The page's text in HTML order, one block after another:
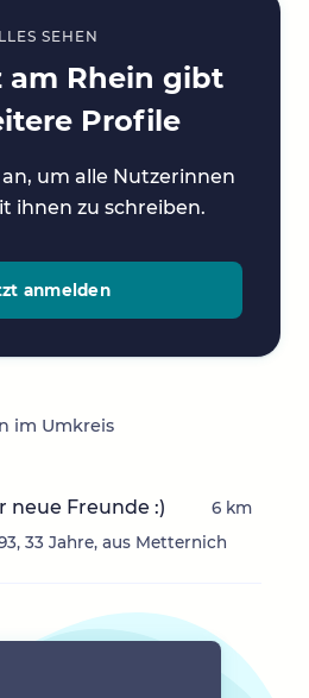
SEHEN
am Rhein gibt
Profile
um alle Nutzerinnen
ihnen zu schreiben.
anmelden
im Umkreis
neue Freunde :)
33 Jahre, aus Metternich
6 km